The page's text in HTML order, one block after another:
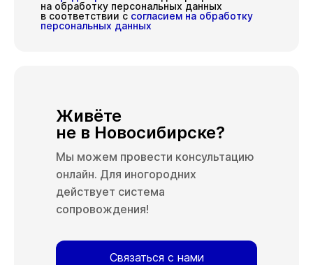
на обработку персональных данных
в соответствии с согласием на обработку
персональных данных
Живёте
не в Новосибирске?
Мы можем провести консультацию
онлайн. Для иногородних
действует система
сопровождения!
Связаться с нами